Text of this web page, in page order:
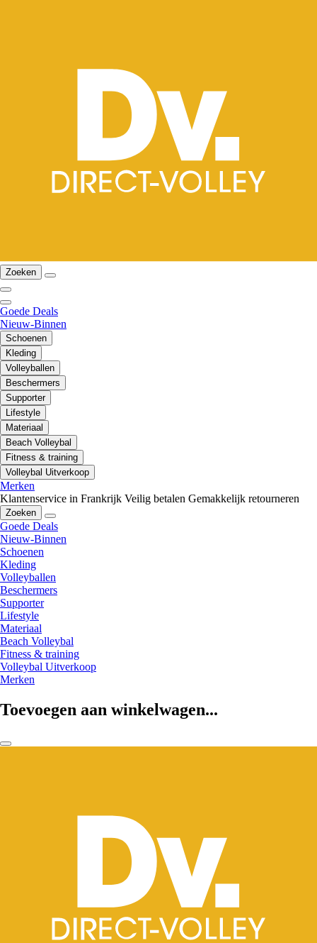
Zoeken
Goede Deals
Nieuw-Binnen
Schoenen
Kleding
Volleyballen
Beschermers
Supporter
Lifestyle
Materiaal
Beach Volleybal
Fitness & training
Volleybal Uitverkoop
Merken
Klantenservice in Frankrijk Veilig betalen Gemakkelijk retourneren
Zoeken
Goede Deals
Nieuw-Binnen
Schoenen
Kleding
Volleyballen
Beschermers
Supporter
Lifestyle
Materiaal
Beach Volleybal
Fitness & training
Volleybal Uitverkoop
Merken
Toevoegen aan winkelwagen...